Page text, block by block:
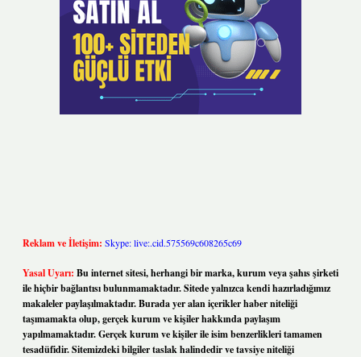
Reklam ve İletişim: Skype: live:.cid.575569c608265c69
Yasal Uyarı: Bu internet sitesi, herhangi bir marka, kurum veya şahıs şirketi
ile hiçbir bağlantısı bulunmamaktadır. Sitede yalnızca kendi hazırladığımız
makaleler paylaşılmaktadır. Burada yer alan içerikler haber niteliği
taşımamakta olup, gerçek kurum ve kişiler hakkında paylaşım
yapılmamaktadır. Gerçek kurum ve kişiler ile isim benzerlikleri tamamen
tesadüfidir. Sitemizdeki bilgiler taslak halindedir ve tavsiye niteliği